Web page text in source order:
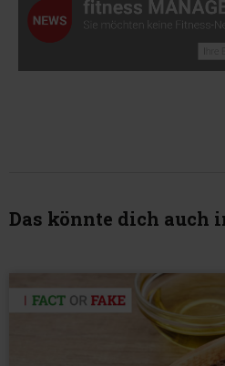
Das könnte dich auch